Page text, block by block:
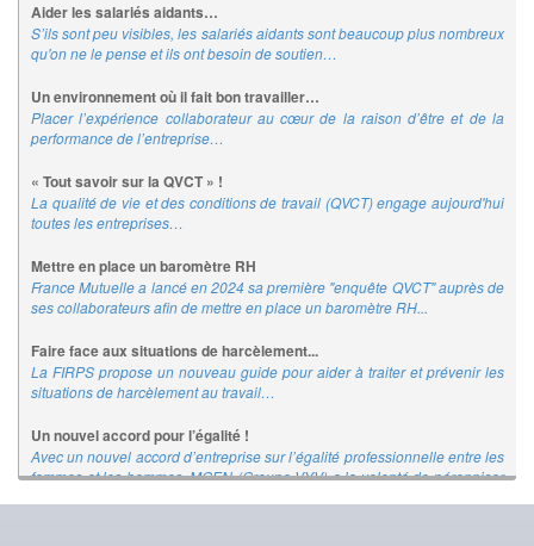
Aider les salariés aidants…
S’ils sont peu visibles, les salariés aidants sont beaucoup plus nombreux
qu'on ne le pense et ils ont besoin de soutien…
Un environnement où il fait bon travailler…
Placer l’expérience collaborateur au cœur de la raison d’être et de la
performance de l’entreprise…
« Tout savoir sur la QVCT » !
La qualité de vie et des conditions de travail (QVCT) engage aujourd'hui
toutes les entreprises…
Mettre en place un baromètre RH
France Mutuelle a lancé en 2024 sa première "enquête QVCT" auprès de
ses collaborateurs afin de mettre en place un baromètre RH...
Faire face aux situations de harcèlement...
La FIRPS propose un nouveau guide pour aider à traiter et prévenir les
situations de harcèlement au travail…
Un nouvel accord pour l’égalité !
Avec un nouvel accord d’entreprise sur l’égalité professionnelle entre les
femmes et les hommes, MGEN (Groupe VYV) a la volonté de pérenniser